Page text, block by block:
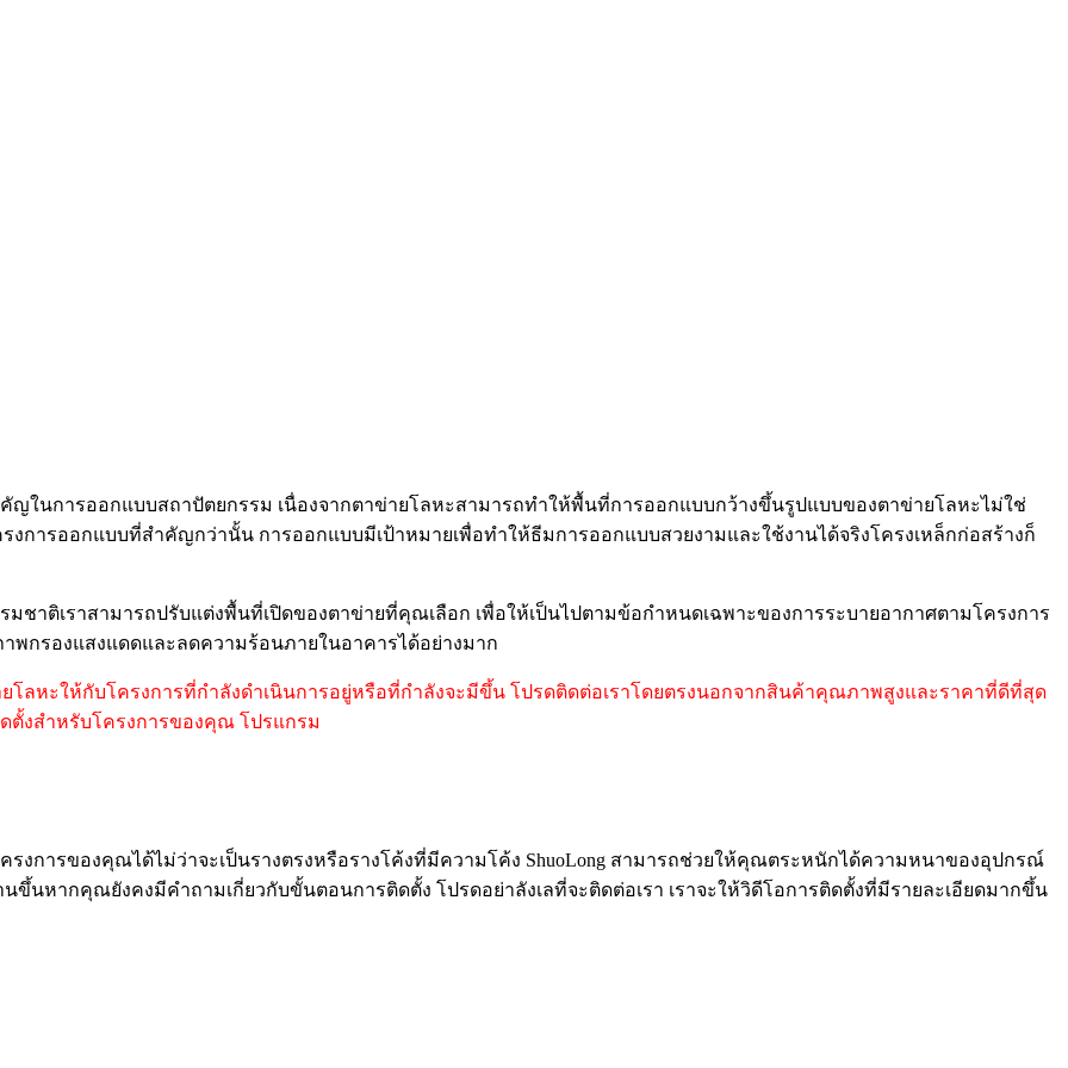
ญในการออกแบบสถาปัตยกรรม เนื่องจากตาข่ายโลหะสามารถทำให้พื้นที่การออกแบบกว้างขึ้นรูปแบบของตาข่ายโลหะไม่ใช่
การออกแบบที่สำคัญกว่านั้น การออกแบบมีเป้าหมายเพื่อทำให้ธีมการออกแบบสวยงามและใช้งานได้จริงโครงเหล็กก่อสร้างก็
ชาติเราสามารถปรับแต่งพื้นที่เปิดของตาข่ายที่คุณเลือก เพื่อให้เป็นไปตามข้อกำหนดเฉพาะของการระบายอากาศตามโครงการ
พกรองแสงแดดและลดความร้อนภายในอาคารได้อย่างมาก
ลหะให้กับโครงการที่กำลังดำเนินการอยู่หรือที่กำลังจะมีขึ้น โปรดติดต่อเราโดยตรงนอกจากสินค้าคุณภาพสูงและราคาที่ดีที่สุด
ตั้งสำหรับโครงการของคุณ โปรแกรม
งการของคุณได้ไม่ว่าจะเป็นรางตรงหรือรางโค้งที่มีความโค้ง ShuoLong สามารถช่วยให้คุณตระหนักได้ความหนาของอุปกรณ์
ขึ้นหากคุณยังคงมีคำถามเกี่ยวกับขั้นตอนการติดตั้ง โปรดอย่าลังเลที่จะติดต่อเรา เราจะให้วิดีโอการติดตั้งที่มีรายละเอียดมากขึ้น